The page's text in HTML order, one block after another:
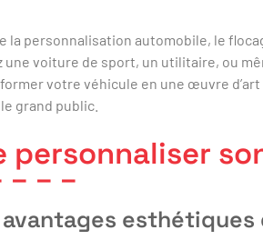
la personnalisation automobile, le
une voiture de sport, un utilitaire, ou
votre véhicule en une œuvre
grand public.
personnaliser
avantages